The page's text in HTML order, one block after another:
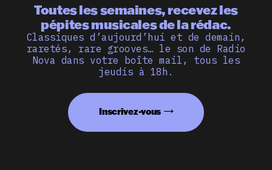
Toutes les semaines, recevez les
pépites musicales de la rédac.
Classiques d’aujourd’hui et de demain,
raretés, rare grooves… le son de Radio
Nova dans votre boîte mail, tous les
jeudis à 18h.
Inscrivez-vous